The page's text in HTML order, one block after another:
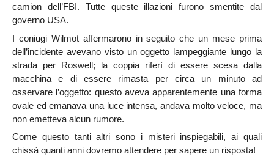
camion dell’FBI. Tutte queste illazioni furono smentite dal
governo USA.
I coniugi Wilmot affermarono in seguito che un mese prima
dell’incidente avevano visto un oggetto lampeggiante lungo la
strada per Roswell; la coppia riferì di essere scesa dalla
macchina e di essere rimasta per circa un minuto ad
osservare l’oggetto: questo aveva apparentemente una forma
ovale ed emanava una luce intensa, andava molto veloce, ma
non emetteva alcun rumore.
Come questo tanti altri sono i misteri inspiegabili, ai quali
chissà quanti anni dovremo attendere per sapere un risposta!